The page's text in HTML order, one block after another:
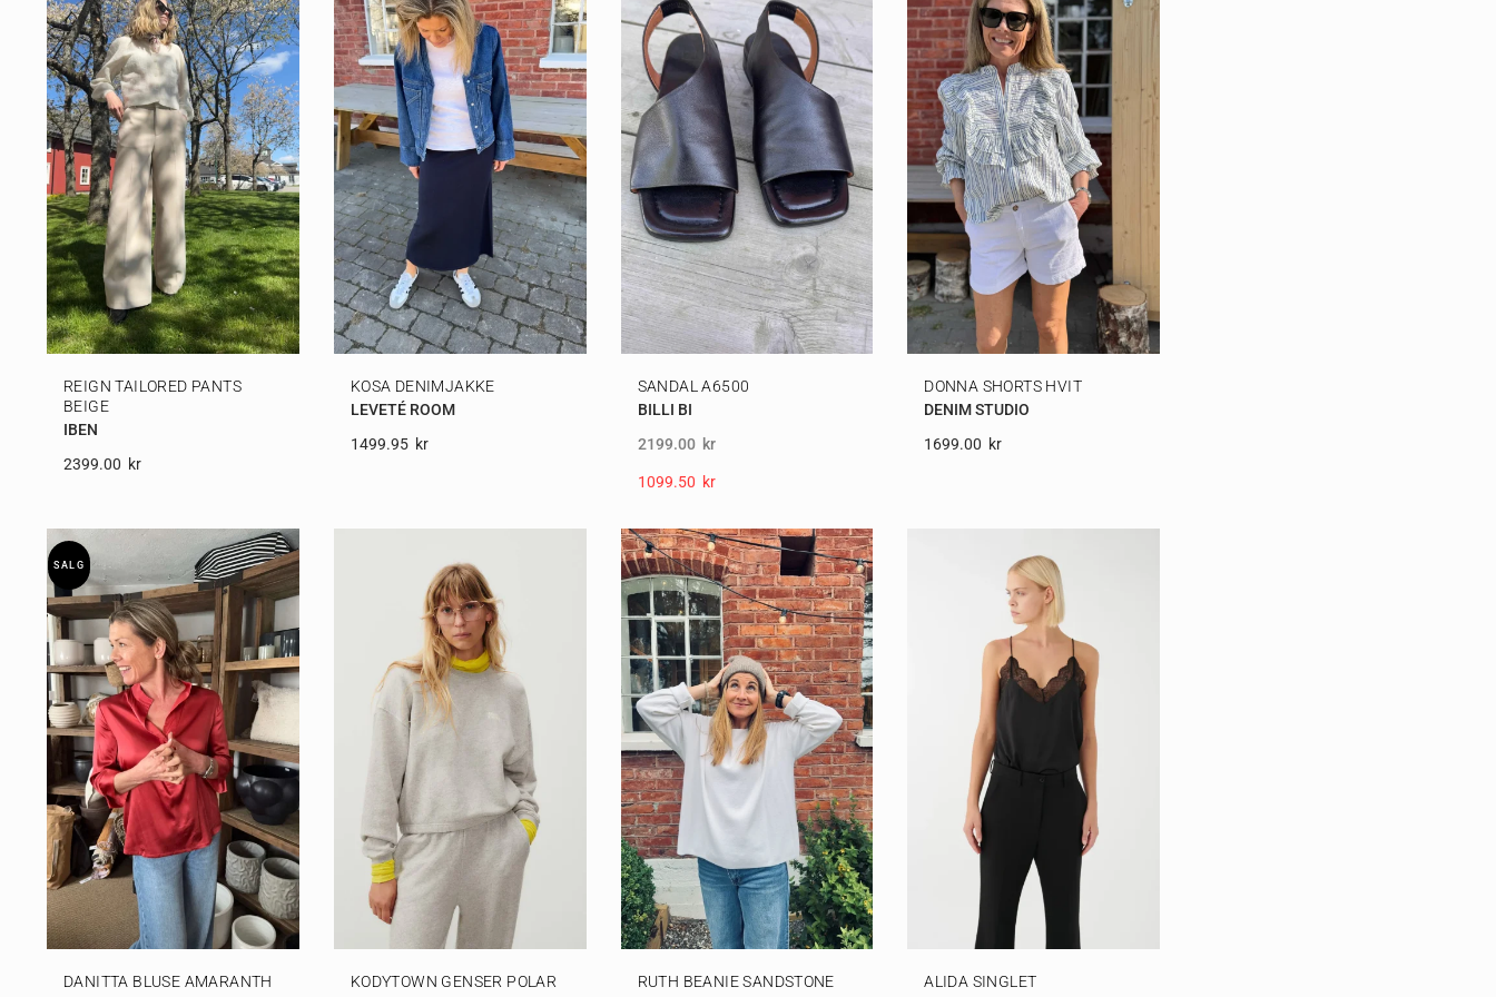
REIGN TAILORED PANTS
BEIGE
IBEN
2399.00 Kr
KOSA DENIMJAKKE
LEVETÉ ROOM
1499.95 Kr
SANDAL A6500
BILLI BI
2199.00 kr
1099.50 Kr
DONNA SHORTS HVIT
DENIM STUDIO
1699.00 Kr
SALG
DANITTA BLUSE AMARANTH
KODYTOWN GENSER POLAR
RUTH BEANIE SANDSTONE
ALIDA SINGLET